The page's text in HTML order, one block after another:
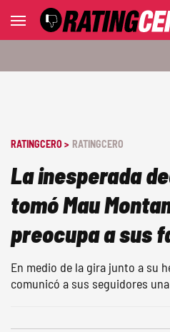
RATINGCERO > RATINGCERO
La inesperada
tomó Mau
preocupa a sus
En medio de la gira junto a su
comunicó a sus seguidores